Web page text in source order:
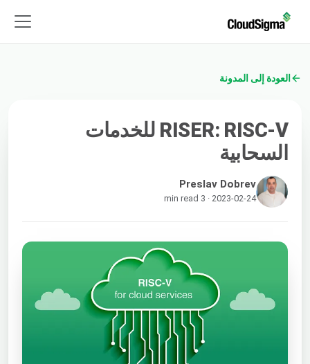
العودة إلى المدونة
RISER: RISC-V للخدمات
السحابية
Preslav Dobrev
2023-02-24 · 3 min read